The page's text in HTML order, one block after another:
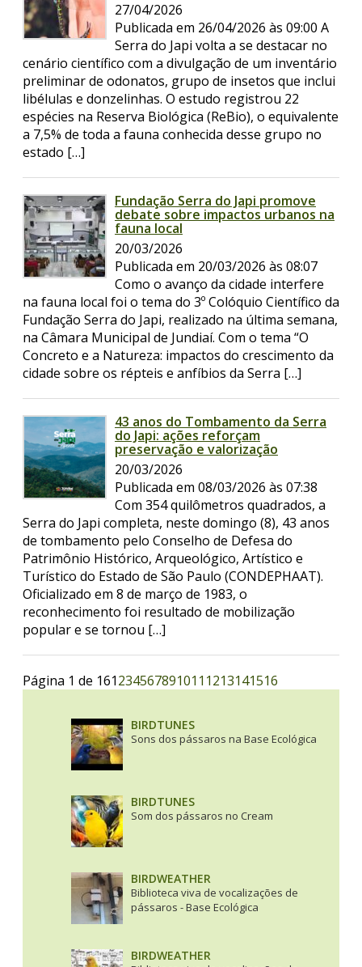
27/04/2026
Publicada em 26/04/2026 às 09:00 A
Serra do Japi volta a se destacar no
cenário científico com a divulgação de um inventário
preliminar de odonatos, grupo de insetos que inclui
libélulas e donzelinhas. O estudo registrou 22
espécies na Reserva Biológica (ReBio), o equivalente
a 7,5% de toda a fauna conhecida desse grupo no
estado […]
Fundação Serra do Japi promove
debate sobre impactos urbanos na
fauna local
20/03/2026
Publicada em 20/03/2026 às 08:07
Como o avanço da cidade interfere
na fauna local foi o tema do 3º Colóquio Científico da
Fundação Serra do Japi, realizado na última semana,
na Câmara Municipal de Jundiaí. Com o tema “O
Concreto e a Natureza: impactos do crescimento da
cidade sobre os répteis e anfíbios da Serra […]
43 anos do Tombamento da Serra
do Japi: ações reforçam
preservação e valorização
20/03/2026
Publicada em 08/03/2026 às 07:38
Com 354 quilômetros quadrados, a
Serra do Japi completa, neste domingo (8), 43 anos
de tombamento pelo Conselho de Defesa do
Patrimônio Histórico, Arqueológico, Artístico e
Turístico do Estado de São Paulo (CONDEPHAAT).
Oficializado em 8 de março de 1983, o
reconhecimento foi resultado de mobilização
popular e se tornou […]
Página 1 de 161234567891011 1213141516
BIRDTUNES
Sons dos pássaros na Base Ecológica
BIRDTUNES
Som dos pássaros no Cream
BIRDWEATHER
Biblioteca viva de vocalizações de
pássaros - Base Ecológica
BIRDWEATHER